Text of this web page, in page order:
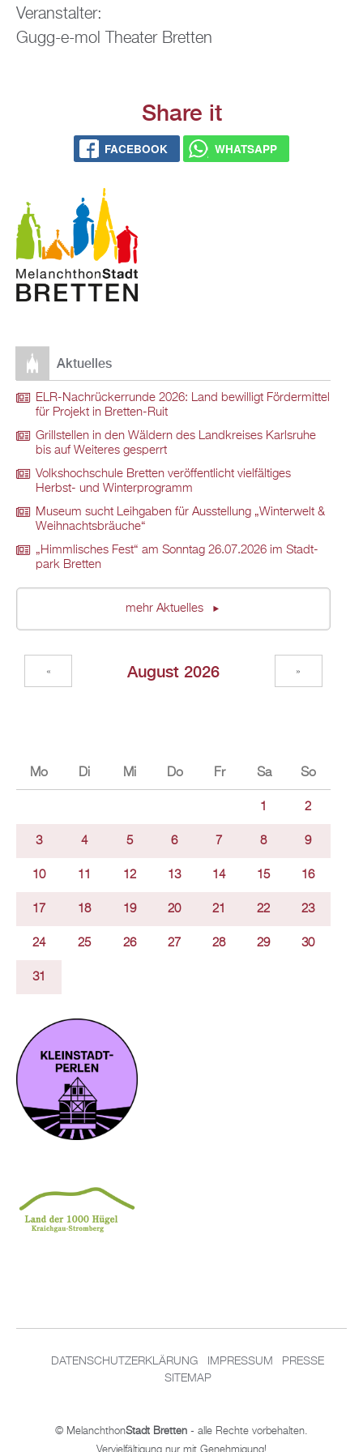
Ver­an­stal­ter:
Gugg-e-mol Thea­ter Brett­en
Share it
FACE­BOOK WHATS­APP
Ak­tu­el­les
ELR-Nach­rü­ck­er­run­de 2026: Land be­wil­ligt För­der­mit­tel
für Pro­jekt in Brett­en-Ruit
Grill­stel­len in den Wäl­dern des Land­krei­ses Karls­ru­he
bis auf Wei­te­res ge­sperrt
Volks­hoch­schu­le Brett­en ver­öf­fent­licht viel­fäl­ti­ges
Herbst- und Win­ter­pro­gramm
Mu­se­um sucht Leih­ga­ben für Aus­stel­lung „Win­ter­welt &
Weih­nachts­bräu­che“
„Himm­li­sches Fest“ am Sonn­tag 26.07.2026 im Stadt­
park Brett­en
mehr Ak­tu­el­les
Au­gust 2026
« »
Mo Di Mi Do Fr Sa So
1 2
3 4 5 6 7 8 9
10 11 12 13 14 15 16
17 18 19 20 21 22 23
24 25 26 27 28 29 30
31
DA­TEN­SCHUT­Z­ER­KLÄ­RUNG IM­PRES­SUM
PRES­SE
SITEMAP
© Me­lan­chthonStadt Brett­en - alle Rech­te vor­be­hal­ten.
Ver­viel­fäl­ti­gung nur mit Ge­neh­mi­gung!